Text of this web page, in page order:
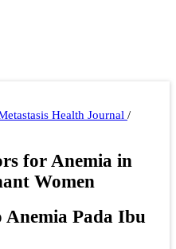
Health Journal /
for Anemia in
Women
Pada Ibu